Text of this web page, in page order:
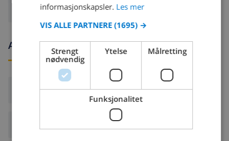
Ankomst- og avgangstider
Ankomst:Fra 17:00 før 20:00
Før: 10:00
DANISH
NORWEGIAN
informasjonskapsler. Les mer
VIS ALLE PARTNERE (1695) →
Strengt
nødvendig
Ytelse Målretting
Funksjonalitet